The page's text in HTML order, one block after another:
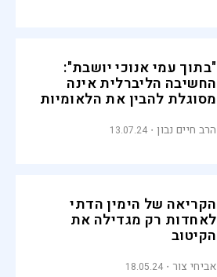
"בתוך עמי אנוכי יושבת":
החשיבה הליברלית אינה
מסוגלת להבין את הלאומיות
הרב חיים נבון 13.07.24
הקריאה של הימין הדתי
לאחדות רק מגדילה את
הקיטוב
אביחי צור 18.05.24